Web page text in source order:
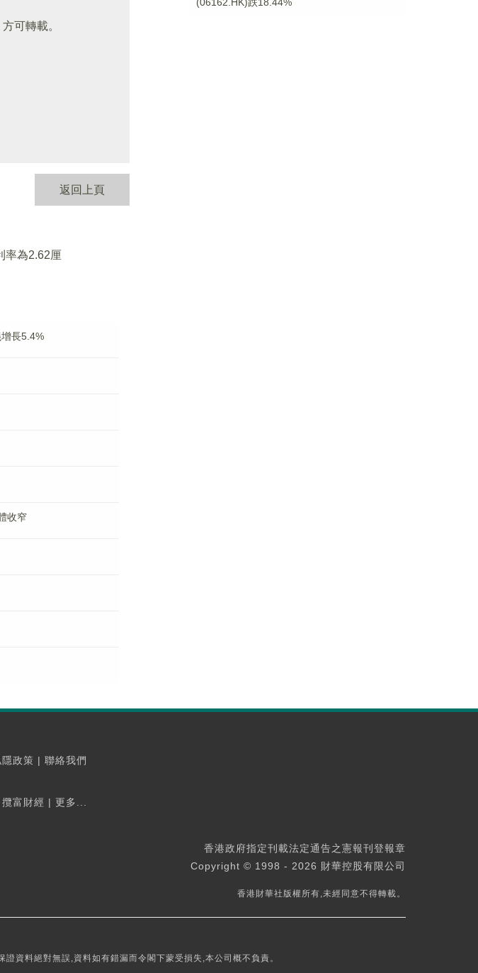
可轉載。
返回上頁
率為2.62厘
長5.4%
收窄
隱政策 | 聯絡我們
攬富財經 | 更多...
香港政府指定刊載法定通告之憲報刊登報章
Copyright © 1998 - 2026 財華控股有限公司
香港財華社版權所有,未經同意不得轉載。
資料絕對無誤,資料如有錯漏而令閣下蒙受損失,本公司概不負責。